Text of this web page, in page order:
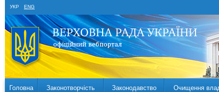
УКР ENG
Головна Законотворчість Законодавство Очищення